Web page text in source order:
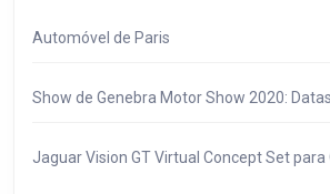
Automóvel de Paris
Show de Genebra Motor Show 2020:
Jaguar Vision GT Virtual Concept Set